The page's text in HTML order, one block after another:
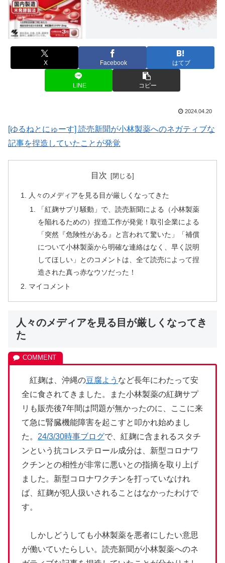
X Facebook はてブ
LINE コピー
2024.04.20
[ゆるねとにゅーす] 読売新聞が小林製薬へのネガティブな
記事を捏造していたことが発覚
目次
人々のメディアを見る目が厳しくなってきた
「紅麹サプリ騒動」で、読売新聞による（小林製薬
を陥れるための）捏造工作が発覚！取引企業による
「突然『危険性がある』と言われて驚いた」「補償
について小林製薬から明確な連絡はなく、早く説明
してほしい」とのコメントは、全て読売によって捏
造された真っ赤なウソだった！
マイコメント
人々のメディアを見る目が厳しくなってき
た
紅麹は、沖縄の豆腐よう など長年にわたって安
全に食されてきました。また小林製薬の紅麹サプ
リも販売後7年間は問題が無かったのに、ここに来
て急に腎臓機能障害を起こすと叩かれ始めまし
た。 24/3/30時事ブログで、紅麹に含まれるスタチ
ンという抗コレステロール成分は、新型コロナワ
クチンとの相性が非常に悪いとの指摘を取り上げ
ました。新型コロナワクチンを打っていなけれ
ば、紅麹が犯人扱いされることはなかったわけで
す。
しかしどうしても小林製薬を悪者にしたい意思
が働いていたらしい。読売新聞が小林製薬へのネ